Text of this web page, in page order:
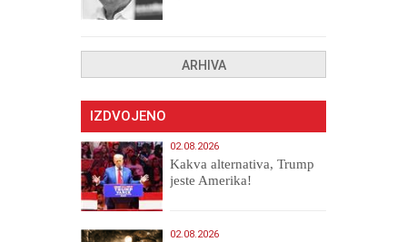
ARHIVA
IZDVOJENO
02.08.2026
Kakva alternativa, Trump
jeste Amerika!
02.08.2026